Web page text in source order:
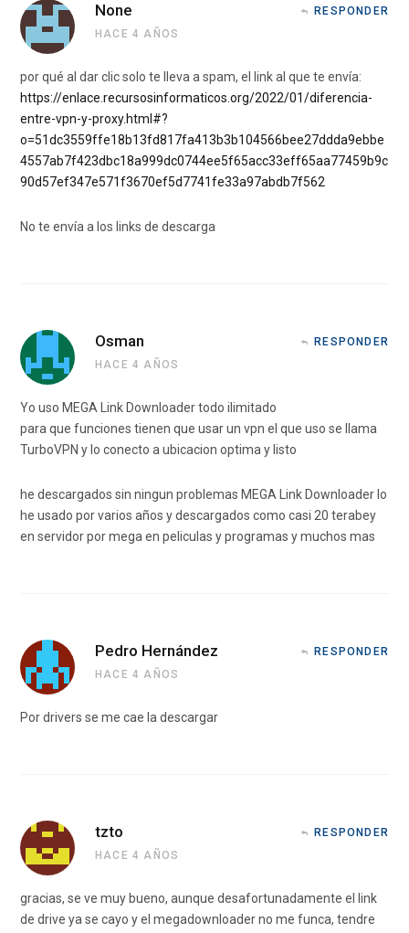
None
HACE 4 AÑOS
RESPONDER
por qué al dar clic solo te lleva a spam, el link al que te envía:
https://enlace.recursosinformaticos.org/2022/01/diferencia-
entre-vpn-y-proxy.html#?
o=51dc3559ffe18b13fd817fa413b3b104566bee27ddda9ebbe
4557ab7f423dbc18a999dc0744ee5f65acc33eff65aa77459b9c
90d57ef347e571f3670ef5d7741fe33a97abdb7f562
No te envía a los links de descarga
Osman
HACE 4 AÑOS
RESPONDER
Yo uso MEGA Link Downloader todo ilimitado
para que funciones tienen que usar un vpn el que uso se llama
TurboVPN y lo conecto a ubicacion optima y listo
he descargados sin ningun problemas MEGA Link Downloader lo
he usado por varios años y descargados como casi 20 terabey
en servidor por mega en peliculas y programas y muchos mas
Pedro Hernández
HACE 4 AÑOS
RESPONDER
Por drivers se me cae la descargar
tzto
HACE 4 AÑOS
RESPONDER
gracias, se ve muy bueno, aunque desafortunadamente el link
de drive ya se cayo y el megadownloader no me funca, tendre